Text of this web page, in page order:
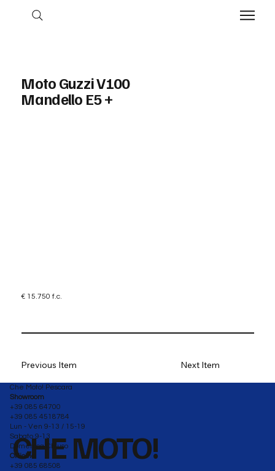
Moto Guzzi V100
Mandello E5 +
€ 15.750 f.c.
Previous Item Next Item
CHE MOTO!
Che Moto! Pescara
Showroom
+39 085 64700
+39 085 4518784
Lun - Ven 9-13 / 15-19
Sabato 9-13
Domenica Chiuso
Officina
+39 085 68508